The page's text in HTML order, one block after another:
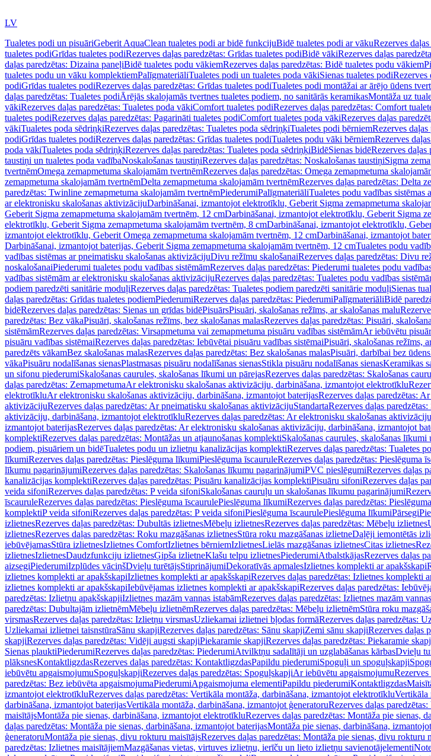
LV
Tualetes podi un pisuāriGeberit AquaClean tualetes podi ar bidē funkcijuBidē tualetes podi ar vākuRezerves
tualetes podiGrīdas tualetes podiRezerves daļas paredzētas: Grīdas tualetes podiBidē vākiRezerves daļas
daļas paredzētas: Dizaina paneļiBidē tualetes podu vākiemRezerves daļas paredzētas: Bidē tualetes podu vākiem
tualetes podu un vāku komplektiemPalīgmateriāliTualetes podi un tualetes poda vākiSienas tualetes podiRezerves
podiGrīdas tualetes podiRezerves daļas paredzētas: Grīdas tualetes podiTualetes podi montāžai ar ārējo ūdens
daļas paredzētas: Tualetes podiĀrējās skalojamās tvertnes tualetes podiem, no sanitārās keramikasMontāža uz
vākiRezerves daļas paredzētas: Tualetes poda vākiComfort tualetes podiRezerves daļas paredzētas: Comfort
tualetes podiRezerves daļas paredzētas: Pagarināti tualetes podiComfort tualetes poda vākiRezerves daļas
vākiTualetes poda sēdriņķiRezerves daļas paredzētas: Tualetes poda sēdriņķiTualetes podi bērniemRezerves
podiGrīdas tualetes podiRezerves daļas paredzētas: Grīdas tualetes podiTualetes podu vāki bērniemRezerves
poda vākiTualetes poda sēdriņķiRezerves daļas paredzētas: Tualetes poda sēdriņķiBidēSienas bidēRezerves daļas
taustiņi un tualetes poda vadībaNoskalošanas taustiņiRezerves daļas paredzētas: Noskalošanas taustiņiSigma
tvertnēmOmega zemapmetuma skalojamām tvertnēmRezerves daļas paredzētas: Omega zemapmetuma
zemapmetuma skalojamām tvertnēmDelta zemapmetuma skalojamām tvertnēmRezerves daļas paredzētas: Delta
paredzētas: Twinline zemapmetuma skalojamām tvertnēmPiederumiPalīgmateriāliTualetes podu vadības
ar elektronisku skalošanas aktivizācijuDarbināšanai, izmantojot elektrotīklu, Geberit Sigma zemapmetuma
Geberit Sigma zemapmetuma skalojamām tvertnēm, 12 cmDarbināšanai, izmantojot elektrotīklu, Geberit Sigma
elektrotīklu, Geberit Sigma zemapmetuma skalojamām tvertnēm, 8 cmDarbināšanai, izmantojot elektrotīklu,
izmantojot elektrotīklu, Geberit Omega zemapmetuma skalojamām tvertnēm, 12 cmDarbināšanai, izmantojot
Darbināšanai, izmantojot baterijas, Geberit Sigma zemapmetuma skalojamām tvertnēm, 12 cmTualetes podu
vadības sistēmas ar pneimatisku skalošanas aktivizācijuDivu režīmu skalošanaiRezerves daļas paredzētas: Divu
noskalošanaiPiederumi tualetes podu vadības sistēmāmRezerves daļas paredzētas: Piederumi tualetes podu
vadības sistēmām ar elektronisku skalošanas aktivizācijuRezerves daļas paredzētas: Tualetes podu vadības
podiem paredzēti sanitārie moduļiRezerves daļas paredzētas: Tualetes podiem paredzēti sanitārie moduļiSienas
daļas paredzētas: Grīdas tualetes podiemPiederumiRezerves daļas paredzētas: PiederumiPalīgmateriāliBidē
bidēRezerves daļas paredzētas: Sienas un grīdas bidēPisuārsPisuāri, skalošanas režīms, ar skalošanas malu
paredzētas: Bez vākaPisuāri, skalošanas režīms, bez skalošanas malasRezerves daļas paredzētas: Pisuāri,
sistēmāmRezerves daļas paredzētas: Virsapmetuma vai zemapmetuma pisuāru vadības sistēmāmAr iebūvētu
pisuāru vadības sistēmaiRezerves daļas paredzētas: Iebūvētai pisuāru vadības sistēmaiPisuāri, skalošanas režīms,
paredzēts vākamBez skalošanas malasRezerves daļas paredzētas: Bez skalošanas malasPisuāri, darbībai bez ūdens
vākaPisuāru nodalīšanas sienasPlastmasas pisuāru nodalīšanas sienasStikla pisuāru nodalīšanas sienasKeramikas
un sifonu piederumiSkalošanas caurules, skalošanas līkumi un pārejasRezerves daļas paredzētas: Skalošanas
daļas paredzētas: ZemapmetumaAr elektronisku skalošanas aktivizāciju, darbināšana, izmantojot elektrotīklu
elektrotīkluAr elektronisku skalošanas aktivizāciju, darbināšana, izmantojot baterijasRezerves daļas paredzētas:
aktivizācijuRezerves daļas paredzētas: Ar pneimatisku skalošanas aktivizācijuStandartaRezerves daļas paredzētas:
aktivizāciju, darbināšana, izmantojot elektrotīkluRezerves daļas paredzētas: Ar elektronisku skalošanas
izmantojot baterijasRezerves daļas paredzētas: Ar elektronisku skalošanas aktivizāciju, darbināšana, izmantojot
komplektiRezerves daļas paredzētas: Montāžas un atjaunošanas komplektiSkalošanas caurules, skalošanas līkumi
podiem, pisuāriem un bidēTualetes podu un izlietņu kanalizācijas komplektiRezerves daļas paredzētas: Tualetes
līkumiRezerves daļas paredzētas: Pieslēguma līkumiPieslēguma īscauruleRezerves daļas paredzētas: Pieslēguma
līkumu pagarinājumiRezerves daļas paredzētas: Skalošanas līkumu pagarinājumiPVC pieslēgumiRezerves daļas
kanalizācijas komplektiRezerves daļas paredzētas: Pisuāru kanalizācijas komplektiPisuāru sifoniRezerves daļas
veida sifoniRezerves daļas paredzētas: P veida sifoniSkalošanas cauruļu un skalošanas līkumu pagarinājumi
īscauruleRezerves daļas paredzētas: Pieslēguma īscaurulePieslēguma līkumiRezerves daļas paredzētas:
komplektiP veida sifoniRezerves daļas paredzētas: P veida sifoniPieslēguma īscaurulePieslēguma līkumiPārsegi
izlietnesRezerves daļas paredzētas: Dubultās izlietnesMēbeļu izlietnesRezerves daļas paredzētas: Mēbeļu izlietnes
izlietnesRezerves daļas paredzētas: Roku mazgāšanas izlietnesStūra roku mazgāšanas izlietneDaļēji iemontētās
iebūvējamasStūra izlietnesIzlietnes ComfortIzlietnes bērniemIzlietnesLielās mazgāšanas izlietnesCitas izlietnes
izlietnesIzlietnesDaudzfunkciju izlietnesĢipša izlietneKlašu telpu izlietnesPiederumiAtbalstkājasRezerves daļas
aizsegiPiederumiIzplūdes vāciņšDvieļu turētājsStiprinājumiDekoratīvās apmalesIzlietnes komplekti ar apakšskapi
izlietnes komplekti ar apakšskapiIzlietnes komplekti ar apakšskapiRezerves daļas paredzētas: Izlietnes komplekti
izlietnes komplekti ar apakšskapiIebūvējamas izlietnes komplekti ar apakšskapiRezerves daļas paredzētas:
paredzētas: Izlietņu apakšskapjiIzlietnes mazām vannas istabāmRezerves daļas paredzētas: Izlietnes mazām
paredzētas: Dubultajām izlietnēmMēbeļu izlietnēmRezerves daļas paredzētas: Mēbeļu izlietnēmStūra roku
virsmasRezerves daļas paredzētas: Izlietņu virsmasUzliekamai izlietnei bļodas formāRezerves daļas paredzētas:
Uzliekamai izlietnei taisnstūraSānu skapjiRezerves daļas paredzētas: Sānu skapjiZemi sānu skapjiRezerves daļas
skapjiRezerves daļas paredzētas: Vidēji augsti skapjiPiekaramie skapjiRezerves daļas paredzētas: Piekaramie
Sienas plauktiPiederumiRezerves daļas paredzētas: PiederumiAtvilktņu sadalītāji un uzglabāšanas kārbasDvieļu
plāksnesKontaktligzdasRezerves daļas paredzētas: KontaktligzdasPapildu piederumiSpoguļi un spoguļskapji
iebūvētu apgaismojumuSpoguļskapjiRezerves daļas paredzētas: SpoguļskapjiAr iebūvētu apgaismojumu
paredzētas: Bez iebūvēta apgaismojumaPiederumiApgaismojuma elementiPapildu piederumiKontaktligzdas
izmantojot elektrotīkluRezerves daļas paredzētas: Vertikāla montāža, darbināšana, izmantojot elektrotīkluVertikāla
darbināšana, izmantojot baterijasVertikāla montāža, darbināšana, izmantojot ģeneratoruRezerves daļas
maisītājsMontāža pie sienas, darbināšana, izmantojot elektrotīkluRezerves daļas paredzētas: Montāža pie sienas,
daļas paredzētas: Montāža pie sienas, darbināšana, izmantojot baterijasMontāža pie sienas, darbināšana,
ģeneratoruMontāža pie sienas, divu rokturu maisītājsRezerves daļas paredzētas: Montāža pie sienas, divu rokturu
paredzētas: Izlietnes maisītājiemMazgāšanas vietas, virtuves izlietņu, ierīču un lieto izlietņu savienotājelementi